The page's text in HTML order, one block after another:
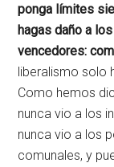
ponga límites
hagas daño a
vencedores:
liberalismo solo
Como hemos
nunca vio a los
nunca vio a los
comunales, y